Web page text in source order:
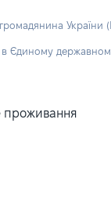
України
Єдиному
проживання